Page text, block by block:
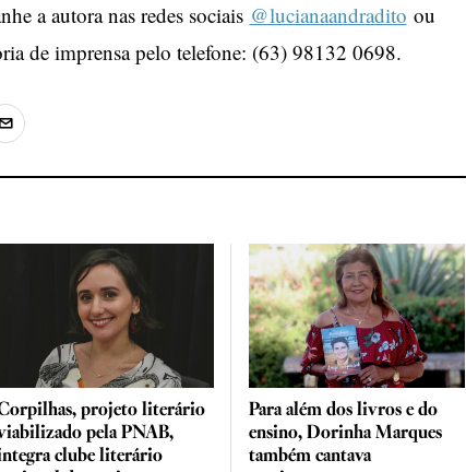
a autora nas redes sociais @lucianaandradito ou
de imprensa pelo telefone: (63) 98132 0698.
projeto literário
pela PNAB,
clube literário
Para além dos livros e do
ensino, Dorinha Marques
também cantava